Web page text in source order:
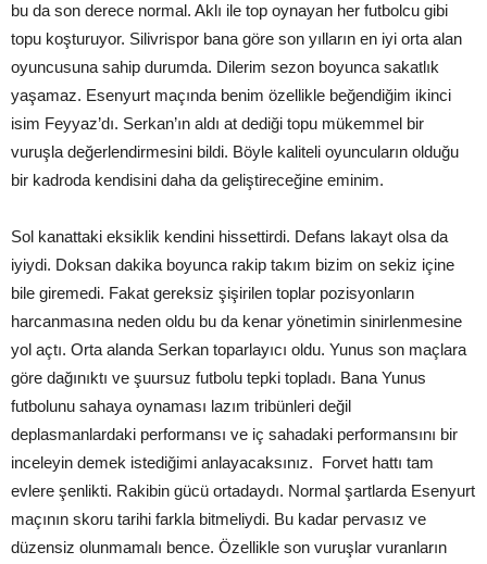
bu da son derece normal. Aklı ile top oynayan her futbolcu gibi
topu koşturuyor. Silivrispor bana göre son yılların en iyi orta alan
oyuncusuna sahip durumda. Dilerim sezon boyunca sakatlık
yaşamaz. Esenyurt maçında benim özellikle beğendiğim ikinci
isim Feyyaz’dı. Serkan’ın aldı at dediği topu mükemmel bir
vuruşla değerlendirmesini bildi. Böyle kaliteli oyuncuların olduğu
bir kadroda kendisini daha da geliştireceğine eminim.
Sol kanattaki eksiklik kendini hissettirdi. Defans lakayt olsa da
iyiydi. Doksan dakika boyunca rakip takım bizim on sekiz içine
bile giremedi. Fakat gereksiz şişirilen toplar pozisyonların
harcanmasına neden oldu bu da kenar yönetimin sinirlenmesine
yol açtı. Orta alanda Serkan toparlayıcı oldu. Yunus son maçlara
göre dağınıktı ve şuursuz futbolu tepki topladı. Bana Yunus
futbolunu sahaya oynaması lazım tribünleri değil
deplasmanlardaki performansı ve iç sahadaki performansını bir
inceleyin demek istediğimi anlayacaksınız. Forvet hattı tam
evlere şenlikti. Rakibin gücü ortadaydı. Normal şartlarda Esenyurt
maçının skoru tarihi farkla bitmeliydi. Bu kadar pervasız ve
düzensiz olunmamalı bence. Özellikle son vuruşlar vuranların